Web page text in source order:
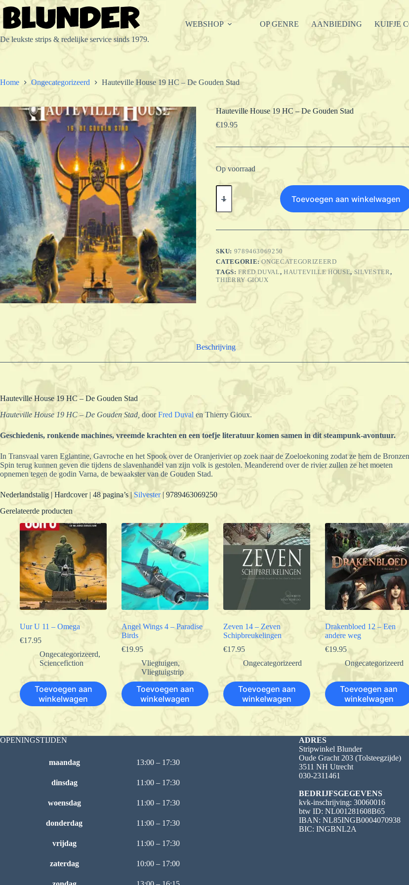
Ga
naar
inhoud
De leukste strips & redelijke service sinds 1979.
WEBSHOP OP GENRE AANBIEDING KUIFJE
Home Ongecategorizeerd Hauteville House 19 HC – De Gouden Stad
Hauteville House 19 HC – De Gouden Stad
€19.95
Op voorraad
Hauteville
House
HC
De
Stad
aantal
Toevoegen aan winkelwagen
SKU: 9789463069250
CATEGORIE:ONGECATEGORIZEERD
TAGS:FRED DUVAL,HAUTEVILLE HOUSE, SILVESTER,
THIERRY GIOUX
Beschrijving
Hauteville House 19 HC – De Gouden Stad
Hauteville House 19 HC – De Gouden Stad, doorFred Duval en Thierry Gioux.
Geschiedenis, ronkende machines, vreemde krachten en een toefje literatuur komen samen in dit steampunk-avontuur.
In Transvaal varen Eglantine, Gavroche en het Spook over de Oranjerivier op zoek naar de Zoeloekoning zodat ze hem de Bronzen
Spin terug kunnen geven die tijdens de slavenhandel van zijn volk is gestolen. Meanderend over de rivier zullen ze het moeten
opnemen tegen de godin Varna, de bewaakster van de Gouden Stad.
Nederlandstalig | Hardcover | 48 pagina’s | Silvester| 9789463069250
Gerelateerde producten
Uur U 11 – Omega
€17.95
Ongecategorizeerd,
Sciencefiction
Toevoegen aan
winkelwagen
Angel Wings 4 – Paradise
Birds
€19.95
Vliegtuigen,
Vliegtuigstrip
Toevoegen aan
winkelwagen
Zeven 14 – Zeven
Schipbreukelingen
€17.95
Ongecategorizeerd
Toevoegen aan
winkelwagen
Drakenbloed 12 – Een
andere weg
€19.95
Ongecategorizeerd
Toevoegen aan
winkelwagen
OPENINGSTIJDEN
maandag 13:00 – 17:30
dinsdag 11:00 – 17:30
woensdag 11:00 – 17:30
donderdag 11:00 – 17:30
vrijdag 11:00 – 17:30
zaterdag 10:00 – 17:00
ADRES
Stripwinkel Blunder
Oude Gracht 203 (Tolsteegzijde)
3511 NH Utrecht
030-2311461
BEDRIJFSGEGEVENS
kvk-inschrijving: 30060016
btw ID: NL001281608B65
IBAN: NL85INGB0004070938
BIC: INGBNL2A